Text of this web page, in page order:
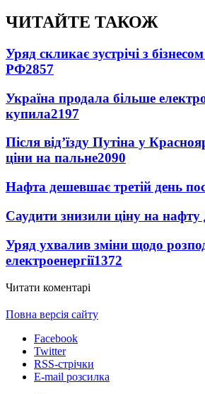
ЧИТАЙТЕ ТАКОЖ
Уряд скликає зустрічі з
РФ2857
Україна продала більше
купила2197
Після від’їзду Путіна у
ціни на пальне2090
Нафта дешевшає третій день
Саудити знизили ціну на нафту
Уряд ухвалив зміни щодо
електроенергії1372
Читати коментарі
Повна версія сайту
Facebook
Twitter
RSS-стрічки
E-mail розсилка